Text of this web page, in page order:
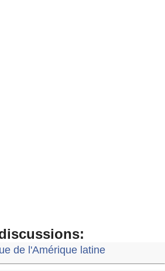
de l'Amérique latine